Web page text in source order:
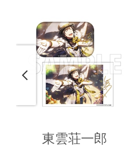
東雲荘一郎